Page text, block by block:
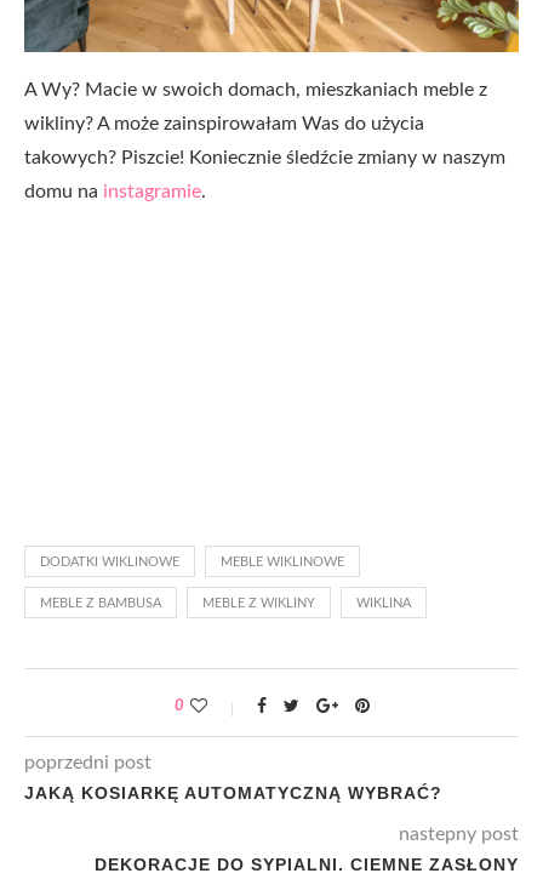
A Wy? Macie w swoich domach, mieszkaniach meble z
wikliny? A może zainspirowałam Was do użycia
takowych? Piszcie! Koniecznie śledźcie zmiany w naszym
domu na instagramie.
DODATKI WIKLINOWE MEBLE WIKLINOWE
MEBLE Z BAMBUSA MEBLE Z WIKLINY WIKLINA
0
poprzedni post
JAKĄ KOSIARKĘ AUTOMATYCZNĄ WYBRAĆ?
nastepny post
DEKORACJE DO SYPIALNI. CIEMNE ZASŁONY